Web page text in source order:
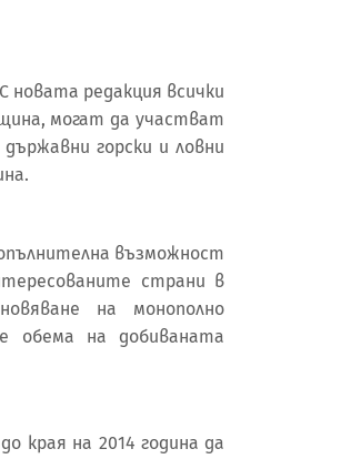
новата редакция всички
могат да участват
горски и ловни
възможност
страни в
на монополно
обема на добиваната
края на 2014 година да